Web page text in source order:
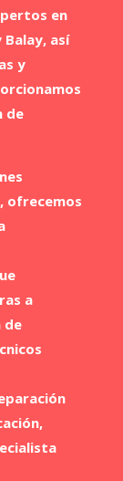
en
así
y
de
ofrecemos
a
de